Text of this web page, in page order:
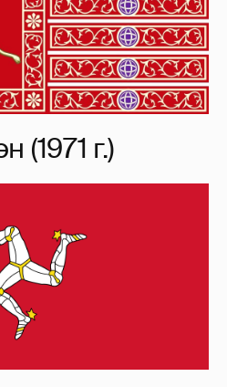
(1971 г.)